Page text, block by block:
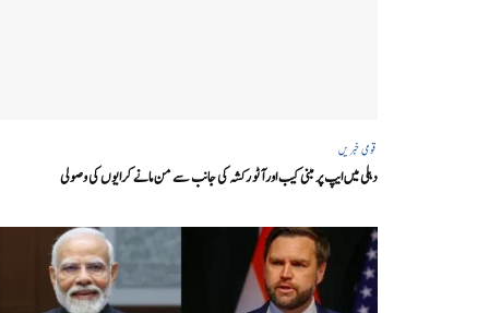
قومی خبریں
دہلی میں ایپ پر مبنی کیب اور آٹو رکشہ کی جانب سے من مانے کرایوں کی وصولی